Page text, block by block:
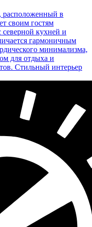
расположенный в
своим гостям
кухней и
гармоничным
минимализма,
для отдыха и
Стильный интерьер